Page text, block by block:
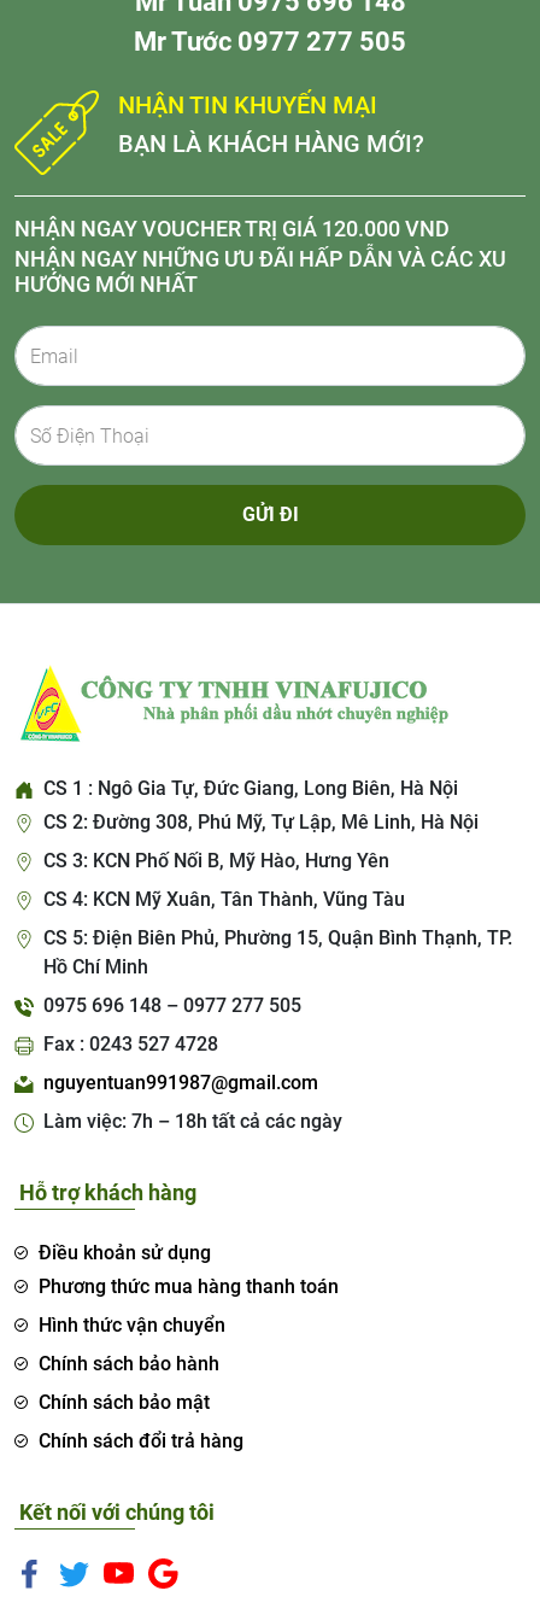
Mr Tước 0977 277 505
NHẬN TIN KHUYẾN MẠI
BẠN LÀ KHÁCH HÀNG MỚI?
NHẬN NGAY VOUCHER TRỊ GIÁ 120.000 VND
NHẬN NGAY NHỮNG ƯU ĐÃI HẤP DẪN VÀ CÁC XU
HƯỚNG MỚI NHẤT
GỬI ĐI
CS 1 : Ngô Gia Tự, Đức Giang, Long Biên, Hà Nội
CS 2: Đường 308, Phú Mỹ, Tự Lập, Mê Linh, Hà Nội
CS 3: KCN Phố Nối B, Mỹ Hào, Hưng Yên
CS 4: KCN Mỹ Xuân, Tân Thành, Vũng Tàu
CS 5: Điện Biên Phủ, Phường 15, Quận Bình Thạnh, TP.
Hồ Chí Minh
0975 696 148 – 0977 277 505
Fax : 0243 527 4728
nguyentuan991987@gmail.com
Làm việc: 7h – 18h tất cả các ngày
Hỗ trợ khách hàng
Điều khoản sử dụng
Phương thức mua hàng thanh toán
Hình thức vận chuyển
Chính sách bảo hành
Chính sách bảo mật
Chính sách đổi trả hàng
Kết nối với chúng tôi